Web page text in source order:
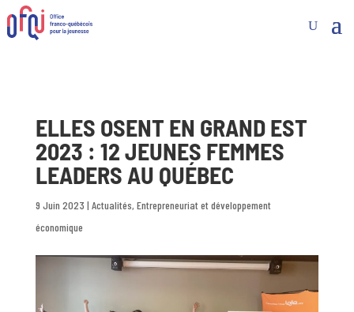
ELLES OSENT EN GRAND EST
2023 : 12 JEUNES FEMMES
LEADERS AU QUÉBEC
9 Juin 2023 | Actualités, Entrepreneuriat et développement
économique